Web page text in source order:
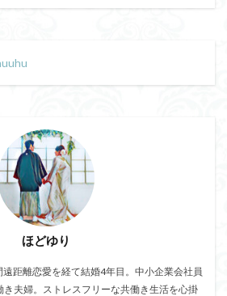
ほどゆり
距離恋愛を経て結婚4年目。中小企業会社員
夫婦。ストレスフリーな共働き生活を心掛